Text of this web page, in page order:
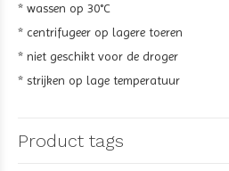
* wassen op 30°C
* centrifugeer op lagere toeren
* niet geschikt voor de droger
* strijken op lage temperatuur
Product tags